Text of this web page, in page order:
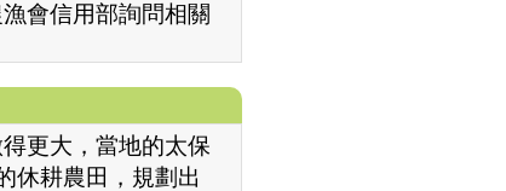
會信用部詢問相關
更大，當地的太保
休耕農田，規劃出